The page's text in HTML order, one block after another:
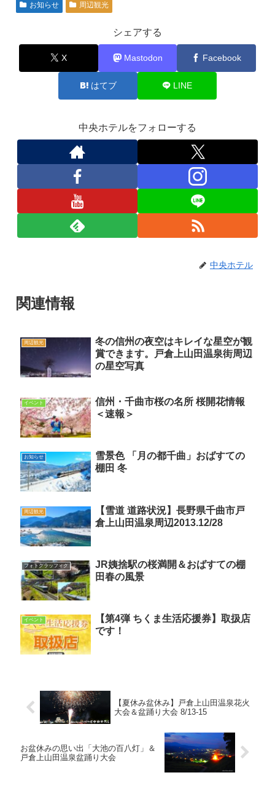
お知らせ 周辺観光
シェアする
X Mastodon Facebook
はてブ LINE
中央ホテルをフォローする
中央ホテル
関連情報
周辺観光
冬の信州の夜空はキレイな星空が観
賞できます。戸倉上山田温泉街周辺
の星空写真
イベント
信州・千曲市桜の名所 桜開花情報
＜速報＞
お知らせ
雪景色 「月の都千曲」おばすての
棚田 冬
周辺観光
【雪道 道路状況】長野県千曲市戸
倉上山田温泉周辺2013.12/28
フォトグラッフィク
JR姨捨駅の桜満開＆おばすての棚
田春の風景
イベント
【第4弾 ちくま生活応援券】取扱店
です！
【夏休み盆休み】戸倉上山田温泉花火
大会＆盆踊り大会 8/13-15
お盆休みの思い出「大池の百八灯」＆
戸倉上山田温泉盆踊り大会